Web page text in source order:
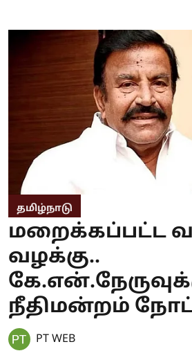
தமிழ்நாடு
மறைக்கப்பட்ட
வழக்கு..
நீதிமன்றம்
PT WEB